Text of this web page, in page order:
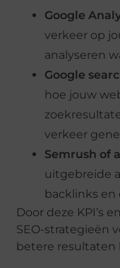
Google
verkeer op
analyseren
Google
hoe jouw
verkeer
Semrush of
uitgebreide
backlinks en
Door deze KPI’s
SEO-strategieën
betere resultaten